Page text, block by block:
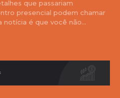
que passariam
presencial podem chamar
notícia é que você não...